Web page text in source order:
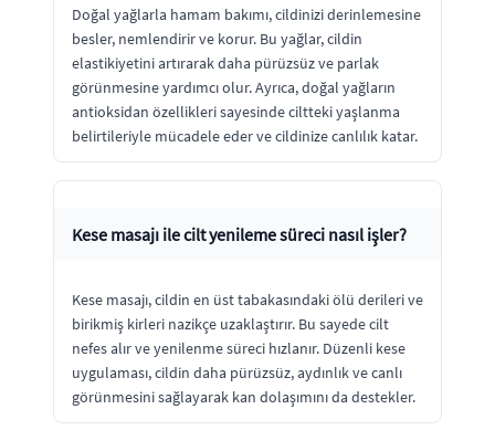
Doğal yağlarla hamam bakımı, cildinizi derinlemesine
besler, nemlendirir ve korur. Bu yağlar, cildin
elastikiyetini artırarak daha pürüzsüz ve parlak
görünmesine yardımcı olur. Ayrıca, doğal yağların
antioksidan özellikleri sayesinde ciltteki yaşlanma
belirtileriyle mücadele eder ve cildinize canlılık katar.
Kese masajı ile cilt yenileme süreci nasıl işler?
Kese masajı, cildin en üst tabakasındaki ölü derileri ve
birikmiş kirleri nazikçe uzaklaştırır. Bu sayede cilt
nefes alır ve yenilenme süreci hızlanır. Düzenli kese
uygulaması, cildin daha pürüzsüz, aydınlık ve canlı
görünmesini sağlayarak kan dolaşımını da destekler.